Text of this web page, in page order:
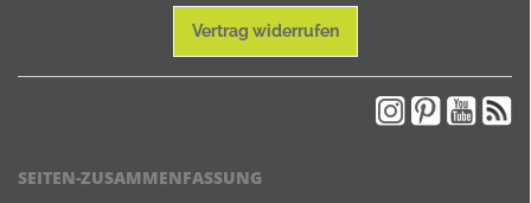
Vertrag widerrufen
SEITEN-ZUSAMMENFASSUNG